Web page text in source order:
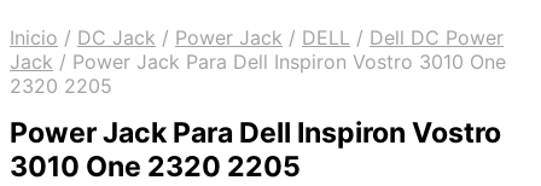
Inicio / DC Jack / Power Jack / DELL / Dell DC Power
Jack / Power Jack Para Dell Inspiron Vostro 3010 One
2320 2205
Power Jack Para Dell Inspiron Vostro
3010 One 2320 2205